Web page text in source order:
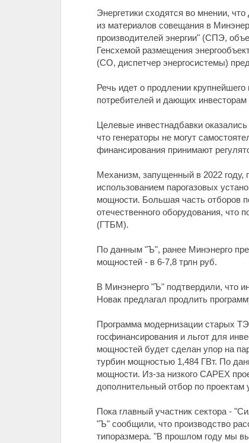
Энергетики сходятся во мнении,
из материалов совещания в
производителей энергии" (СПЭ,
Генсхемой размещения
(СО, диспетчер энергосистемы)
Речь идет о продлении
потребителей и дающих
Целевые инвестнадбавки
что генераторы не могут
финансирования принимают
Механизм, запущенный в 2022 году,
использованием парогазовых
мощности. Большая часть отборов
отечественного оборудования, что
(ГТБМ).
По данным "Ъ", ранее Минэнерго
мощностей - в 6-7,8 трлн руб.
В Минэнерго "Ъ" подтвердили, что
Новак предлагал продлить
Программа модернизации старых
госфинансирования и льгот для
мощностей будет сделан упор на
турбин мощностью 1,484 ГВт. По
мощности. Из-за низкого CAPEX
дополнительный отбор по
Пока главный участник сектора -
"Ъ" сообщили, что производство
типоразмера. "В прошлом году мы